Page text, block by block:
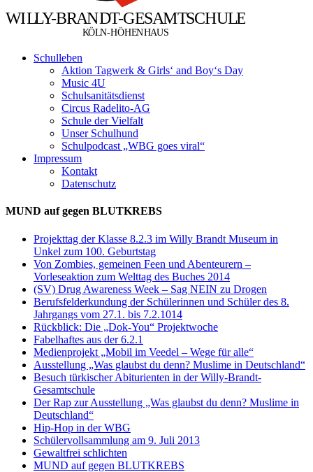
WILLY-BRANDT-GESAMTSCHULE
KÖLN-HÖHENHAUS
Schulleben
Aktion Tagwerk & Girls‘ and Boy‘s Day
Music 4U
Schulsanitätsdienst
Circus Radelito-AG
Schule der Vielfalt
Unser Schulhund
Schulpodcast „WBG goes viral“
Impressum
Kontakt
Datenschutz
MUND auf gegen BLUTKREBS
Projekttag der Klasse 8.2.3 im Willy Brandt Museum in
Unkel zum 100. Geburtstag
Von Zombies, gemeinen Feen und Abenteurern –
Vorleseaktion zum Welttag des Buches 2014
(SV) Drug Awareness Week – Sag NEIN zu Drogen
Berufsfelderkundung der Schülerinnen und Schüler des 8.
Jahrgangs vom 27.1. bis 7.2.1014
Rückblick: Die „Dok-You“ Projektwoche
Fabelhaftes aus der 6.2.1
Medienprojekt „Mobil im Veedel – Wege für alle“
Ausstellung „Was glaubst du denn? Muslime in Deutschland“
Besuch türkischer Abiturienten in der Willy-Brandt-
Gesamtschule
Der Rap zur Ausstellung „Was glaubst du denn? Muslime in
Deutschland“
Hip-Hop in der WBG
Schülervollsammlung am 9. Juli 2013
Gewaltfrei schlichten
MUND auf gegen BLUTKREBS